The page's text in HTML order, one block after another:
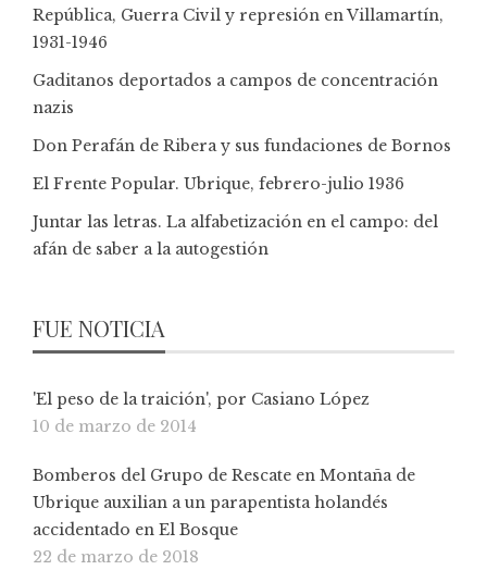
República, Guerra Civil y represión en Villamartín,
1931-1946
Gaditanos deportados a campos de concentración
nazis
Don Perafán de Ribera y sus fundaciones de Bornos
El Frente Popular. Ubrique, febrero-julio 1936
Juntar las letras. La alfabetización en el campo: del
afán de saber a la autogestión
FUE NOTICIA
'El peso de la traición', por Casiano López
10 de marzo de 2014
Bomberos del Grupo de Rescate en Montaña de
Ubrique auxilian a un parapentista holandés
accidentado en El Bosque
22 de marzo de 2018